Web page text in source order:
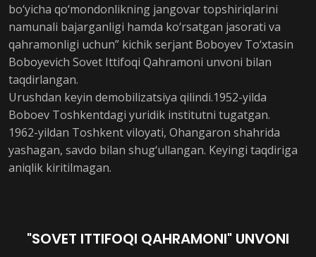
bo‘yicha qo‘mondonlikning jangovar topshiriqlarini
namunali bajarganligi hamda ko‘rsatgan jasorati va
qahramonligi uchun” kichik serjant Boboyev To‘xtasin
Boboyevich Sovet Ittifoqi Qahramoni unvoni bilan
taqdirlangan.
Urushdan keyin demobilizatsiya qilindi.1952-yilda
Boboev Toshkentdagi yuridik institutni tugatgan.
1962-yildan Toshkent viloyati, Ohangaron shahrida
yashagan, savdo bilan shug‘ullangan. Keyingi taqdiriga
aniqlik kiritilmagan.
"SOVET ITTIFOQI QAHRAMONI" UNVONI